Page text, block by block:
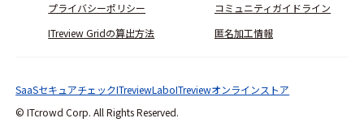
プライバシーポリシー
コミュニティガイドライン
ITreview Gridの算出方法
匿名加工情報
© ITcrowd Corp. All Rights Reserved.
SaaSセキュアチェックITreviewLaboITreviewオンラインストア